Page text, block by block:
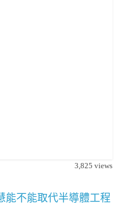
3,825 views
能不能取代半導體工程